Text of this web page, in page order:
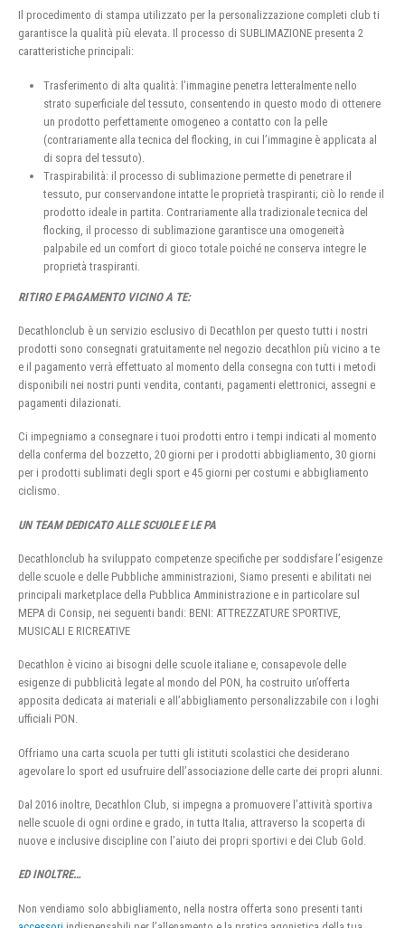
Il procedimento di stampa utilizzato per la personalizzazione completi club ti
garantisce la qualità più elevata. Il processo di SUBLIMAZIONE presenta 2
caratteristiche principali:
Trasferimento di alta qualità: l’immagine penetra letteralmente nello
strato superficiale del tessuto, consentendo in questo modo di ottenere
un prodotto perfettamente omogeneo a contatto con la pelle
(contrariamente alla tecnica del flocking, in cui l’immagine è applicata al
di sopra del tessuto).
Traspirabilità: il processo di sublimazione permette di penetrare il
tessuto, pur conservandone intatte le proprietà traspiranti; ciò lo rende il
prodotto ideale in partita. Contrariamente alla tradizionale tecnica del
flocking, il processo di sublimazione garantisce una omogeneità
palpabile ed un comfort di gioco totale poiché ne conserva integre le
proprietà traspiranti.
RITIRO E PAGAMENTO VICINO A TE:
Decathlonclub è un servizio esclusivo di Decathlon per questo tutti i nostri
prodotti sono consegnati gratuitamente nel negozio decathlon più vicino a te
e il pagamento verrà effettuato al momento della consegna con tutti i metodi
disponibili nei nostri punti vendita, contanti, pagamenti elettronici, assegni e
pagamenti dilazionati.
Ci impegniamo a consegnare i tuoi prodotti entro i tempi indicati al momento
della conferma del bozzetto, 20 giorni per i prodotti abbigliamento, 30 giorni
per i prodotti sublimati degli sport e 45 giorni per costumi e abbigliamento
ciclismo.
UN TEAM DEDICATO ALLE SCUOLE E LE PA
Decathlonclub ha sviluppato competenze specifiche per soddisfare l’esigenze
delle scuole e delle Pubbliche amministrazioni, Siamo presenti e abilitati nei
principali marketplace della Pubblica Amministrazione e in particolare sul
MEPA di Consip, nei seguenti bandi: BENI: ATTREZZATURE SPORTIVE,
MUSICALI E RICREATIVE
Decathlon è vicino ai bisogni delle scuole italiane e, consapevole delle
esigenze di pubblicità legate al mondo del PON, ha costruito un’offerta
apposita dedicata ai materiali e all’abbigliamento personalizzabile con i loghi
ufficiali PON.
Offriamo una carta scuola per tutti gli istituti scolastici che desiderano
agevolare lo sport ed usufruire dell’associazione delle carte dei propri alunni.
Dal 2016 inoltre, Decathlon Club, si impegna a promuovere l’attività sportiva
nelle scuole di ogni ordine e grado, in tutta Italia, attraverso la scoperta di
nuove e inclusive discipline con l’aiuto dei propri sportivi e dei Club Gold.
ED INOLTRE…
Non vendiamo solo abbigliamento, nella nostra offerta sono presenti tanti